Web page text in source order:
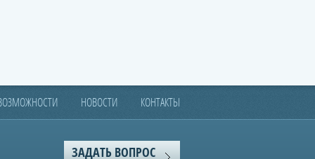
НОВОСТИ КОНТАКТЫ
ЗАДАТЬ ВОПРОС